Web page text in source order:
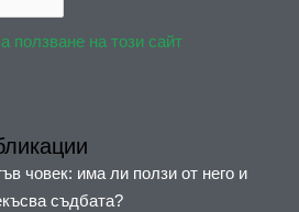
ползване на този сайт
човек: има ли ползи от него и
съдбата?